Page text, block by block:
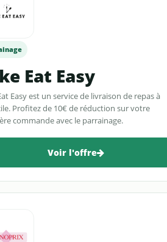
Eat Easy
Easy est un service de livraison de repas à
Profitez de 10€ de réduction sur votre
commande avec le parrainage.
Voir l'offre